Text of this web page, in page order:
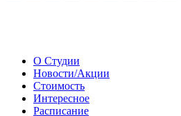
О Студии
Новости/Акции
Стоимость
Интересное
Расписание